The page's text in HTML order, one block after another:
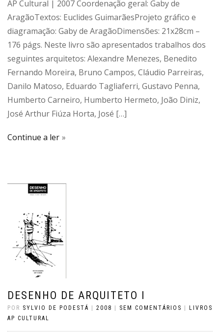
AP Cultural | 2007 Coordenação geral: Gaby de
AragãoTextos: Euclides GuimarãesProjeto gráfico e
diagramação: Gaby de AragãoDimensões: 21x28cm –
176 págs. Neste livro são apresentados trabalhos dos
seguintes arquitetos: Alexandre Menezes, Benedito
Fernando Moreira, Bruno Campos, Cláudio Parreiras,
Danilo Matoso, Eduardo Tagliaferri, Gustavo Penna,
Humberto Carneiro, Humberto Hermeto, João Diniz,
José Arthur Fiúza Horta, José […]
Continue a ler
DESENHO DE ARQUITETO I
POR SYLVIO DE PODESTÁ | 2008 | SEM COMENTÁRIOS | LIVROS
AP CULTURAL